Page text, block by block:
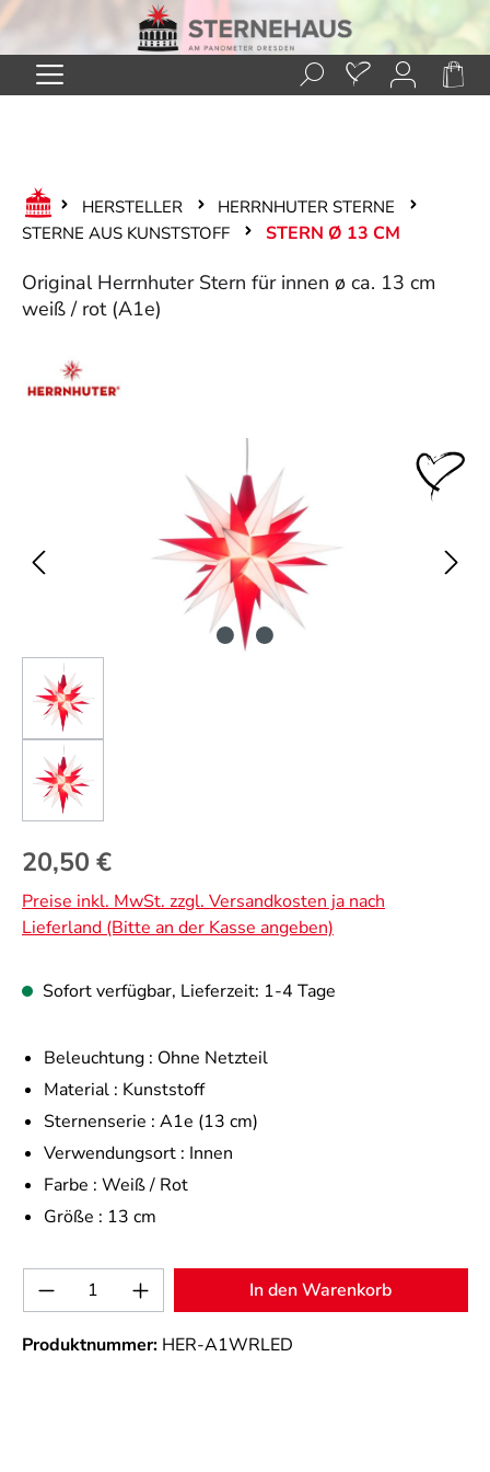
Zum Hauptinhalt springen
HERSTELLER
HERRNHUTER STERNE
STERNE AUS KUNSTSTOFF
STERN Ø 13 CM
Original Herrnhuter Stern für innen ø ca. 13 cm
weiß / rot (A1e)
Regulärer Preis:
20,50 €
Preise inkl. MwSt. zzgl. Versandkosten ja nach
Lieferland (Bitte an der Kasse angeben)
Sofort verfügbar, Lieferzeit: 1-4 Tage
Beleuchtung : Ohne Netzteil
Material : Kunststoff
Sternenserie : A1e (13 cm)
Verwendungsort : Innen
Farbe : Weiß / Rot
Größe : 13 cm
Produkt Anzahl: Gib den gewünschten
In den Warenkorb
Produktnummer: HER-A1WRLED